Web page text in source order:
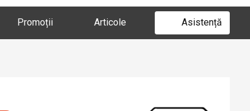
Promoții Articole Asistență